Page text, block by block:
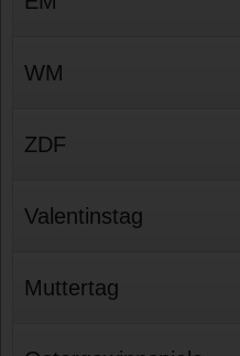
WM
ZDF
Valentinstag
Muttertag